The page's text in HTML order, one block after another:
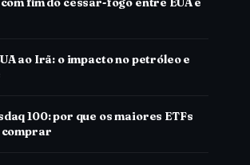
ao Irã: o impacto no petróleo e
100: por que os maiores ETFs
comprar